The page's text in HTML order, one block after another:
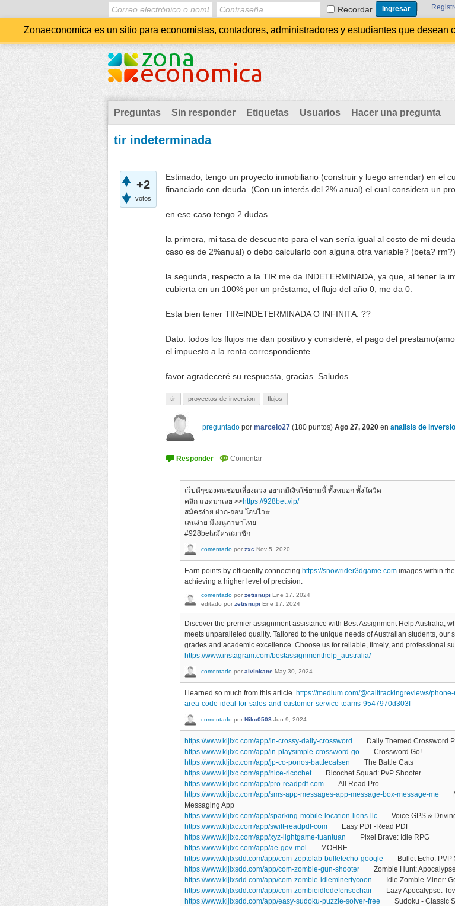
Recordar
Zonaeconomica es un sitio para economistas, contadores, administradores y estudiantes que
Preguntas Sin responder Etiquetas Usuarios Hacer una pregunta
tir indeterminada
+2
votos
Estimado, tengo un proyecto inmobiliario (construir y luego arrendar) en el
financiado con deuda. (Con un interés del 2% anual) el cual considera un
en ese caso tengo 2 dudas.
la primera, mi tasa de descuento para el van sería igual al costo de mi
caso es de 2%anual) o debo calcularlo con alguna otra variable? (beta? rm?)
la segunda, respecto a la TIR me da INDETERMINADA, ya que, al tener la
cubierta en un 100% por un préstamo, el flujo del año 0, me da 0.
Esta bien tener TIR=INDETERMINADA O INFINITA. ??
Dato: todos los flujos me dan positivo y consideré, el pago del
el impuesto a la renta correspondiente.
favor agradeceré su respuesta, gracias. Saludos.
tir proyectos-de-inversion flujos
preguntado por marcelo27 (180 puntos) Ago 27, 2020 en analisis de
เว็ปดีๆของคนชอบเสี่ยงดวง อยากมีเงินใช้ยามนี้ ทั้งหมอก ทั้งโควิด
คลิก แอดมาเลย >>https://928bet.vip/
สมัครง่าย ฝาก-ถอน โอนไว⭐️
เล่นง่าย มีเมนูภาษาไทย
#928betสมัครสมาชิก
comentado por zxc Nov 5, 2020
Earn points by efficiently connecting https://snowrider3dgame.com images within
achieving a higher level of precision.
comentado por zetisnupi Ene 17, 2024
editado por zetisnupi Ene 17, 2024
Discover the premier assignment assistance with Best Assignment Help Australia,
meets unparalleled quality. Tailored to the unique needs of Australian students, our
grades and academic excellence. Choose us for reliable, timely, and professional
https://www.instagram.com/bestassignmenthelp_australia/
comentado por alvinkane May 30, 2024
I learned so much from this article. https://medium.com/@calltrackingreviews/
area-code-ideal-for-sales-and-customer-service-teams-9547970d303f
comentado por Niko0508 Jun 9, 2024
https://www.kljlxc.com/app/in-crossy-daily-crossword Daily Themed
https://www.kljlxc.com/app/in-playsimple-crossword-go Crossword Go!
https://www.kljlxc.com/app/jp-co-ponos-battlecatsen The Battle Cats
https://www.kljlxc.com/app/nice-ricochetRicochet Squad: PvP Shooter
https://www.kljlxc.com/app/pro-readpdf-com All Read Pro
https://www.kljlxc.com/app/sms-app-messages-app-message-box-message-me
Messaging App
https://www.kljlxc.com/app/sparking-mobile-location-lions-llc Voice GPS &
https://www.kljlxc.com/app/swift-readpdf-com Easy PDF-Read PDF
https://www.kljlxc.com/app/xyz-lightgame-tuantuan Pixel Brave: Idle RPG
https://www.kljlxc.com/app/ae-gov-mol MOHRE
https://www.kljlxsdd.com/app/com-zeptolab-bulletecho-google Bullet Echo:
https://www.kljlxsdd.com/app/com-zombie-gun-shooter Zombie Hunt:
https://www.kljlxsdd.com/app/com-zombie-idleminertycoon Idle Zombie Miner:
https://www.kljlxsdd.com/app/com-zombieidledefensechair Lazy Apocalypse:
https://www.kljlxsdd.com/app/easy-sudoku-puzzle-solver-free Sudoku - Classic